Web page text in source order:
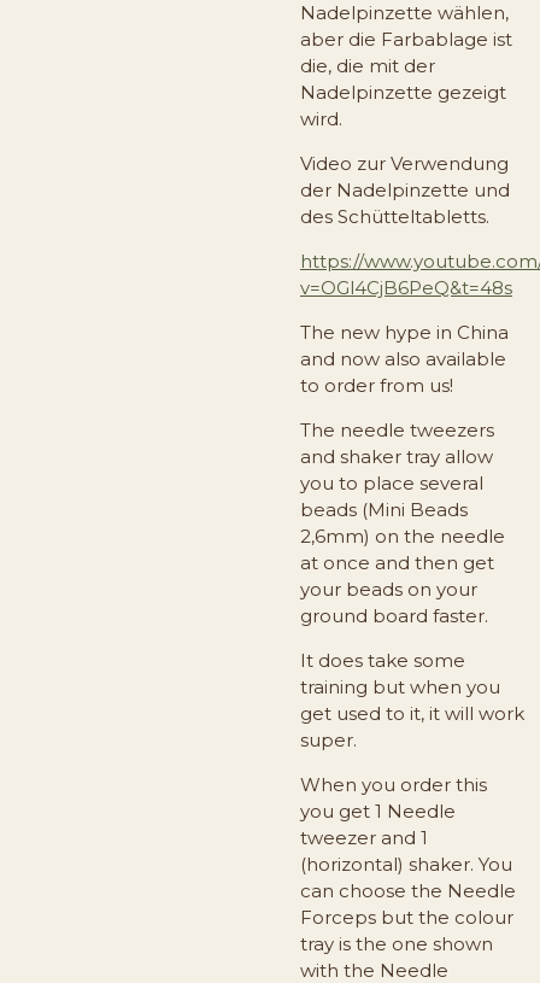
Nadelpinzette wählen,
aber die Farbablage ist
die, die mit der
Nadelpinzette gezeigt
wird.
Video zur Verwendung
der Nadelpinzette und
des Schütteltabletts.
https://
v=OGl4CjB6PeQ&t=48s
The new hype in China
and now also available
to order from us!
The needle tweezers
and shaker tray allow
you to place several
beads (Mini Beads
2,6mm) on the needle
at once and then get
your beads on your
ground board faster.
It does take some
training but when you
get used to it, it will work
super.
When you order this
you get 1 Needle
tweezer and 1
(horizontal) shaker. You
can choose the Needle
Forceps but the colour
tray is the one shown
with the Needle